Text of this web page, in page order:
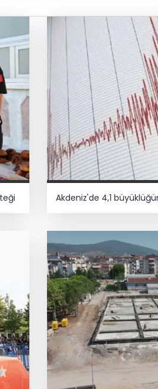
Akdeniz'de 4,1